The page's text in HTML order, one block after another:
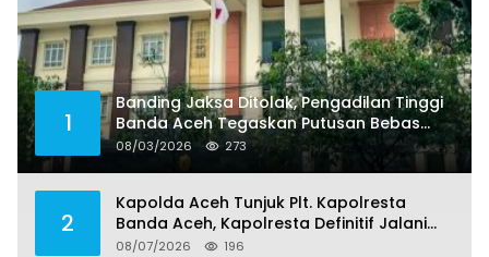
1
Banding Jaksa Ditolak, Pengadilan Tinggi
Banda Aceh Tegaskan Putusan Bebas
Dua Terdakwa Korupsi Tak Bisa Diajukan
Banding
08/03/2026 273
2
Kapolda Aceh Tunjuk Plt. Kapolresta
Banda Aceh, Kapolresta Definitif Jalani
Pemeriksaan di Mabes Polri
08/07/2026 196